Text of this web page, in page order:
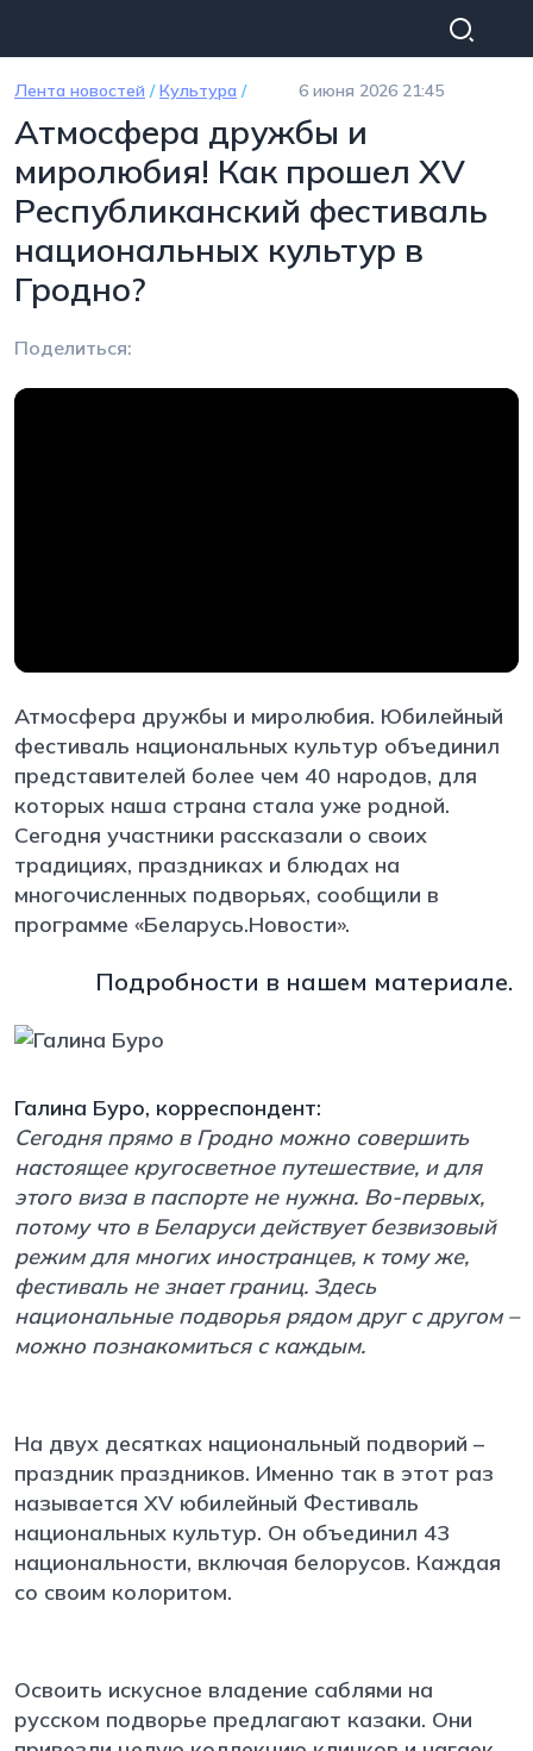
Лента новостей /Культура / 6 июня 2026 21:45
Атмосфера дружбы и
миролюбия! Как прошел XV
Республиканский фестиваль
национальных культур в
Гродно?
Поделиться:
Атмосфера дружбы и миролюбия. Юбилейный
фестиваль национальных культур объединил
представителей более чем 40 народов, для
которых наша страна стала уже родной.
Сегодня участники рассказали о своих
традициях, праздниках и блюдах на
многочисленных подворьях, сообщили в
программе «Беларусь.Новости».
Подробности в нашем материале.
Галина Буро, корреспондент:
Сегодня прямо в Гродно можно совершить
настоящее кругосветное путешествие, и для
этого виза в паспорте не нужна. Во-первых,
потому что в Беларуси действует безвизовый
режим для многих иностранцев, к тому же,
фестиваль не знает границ. Здесь
национальные подворья рядом друг с другом –
можно познакомиться с каждым.
На двух десятках национальный подворий –
праздник праздников. Именно так в этот раз
называется XV юбилейный Фестиваль
национальных культур. Он объединил 43
национальности, включая белорусов. Каждая
со своим колоритом.
Освоить искусное владение саблями на
русском подворье предлагают казаки. Они